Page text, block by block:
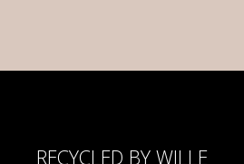
RECYCLED BY WILLE